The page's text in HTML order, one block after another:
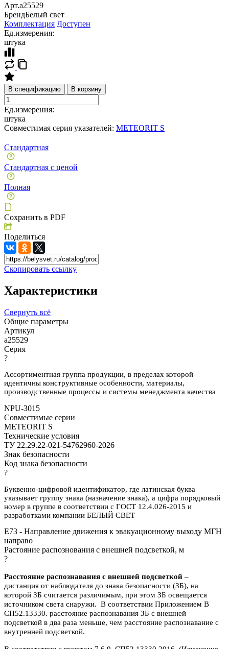
Арт.a25529
БрендБелый свет
Комплектация Доступен
Ед.измерения:
штука
В спецификацию В корзину
Ед.измерения:
штука
Совместимая серия указателей: METEORIT S
Стандартная
Стандартная с ценой
Полная
Сохранить в PDF
Поделиться
Скопировать ссылку
Характеристики
Свернуть всё
Общие параметры
Артикул
a25529
Серия
?
Ассортиментная группа продукции, в пределах которой
идентичны конструктивные особенности, материалы,
производственные процессы и системы менеджмента качества
NPU-3015
Совместимые серии
METEORIT S
Технические условия
ТУ 22.29.22-021-54762960-2026
Знак безопасности
Код знака безопасности
?
Буквенно-цифровой идентификатор, где латинская буква
указывает группу знака (назначение знака), а цифра порядковый
номер в группе в соответствии с ГОСТ 12.4.026-2015 и
разработками компании БЕЛЫЙ СВЕТ
E73 - Направление движения к эвакуационному выходу МГН
направо
Растояние распознования с внешней подсветкой, м
?
Расстояние распознавания с внешней подсветкой –
дистанция от наблюдателя до знака безопасности (ЗБ), на
которой ЗБ считается различимым, при этом ЗБ освещается
источником света снаружи. В соответствии Приложением В
СП52.13330. расстояние распознавания ЗБ с внешней
подсветкой в два раза меньше, чем расстояние распознавание с
внутренней подсветкой.